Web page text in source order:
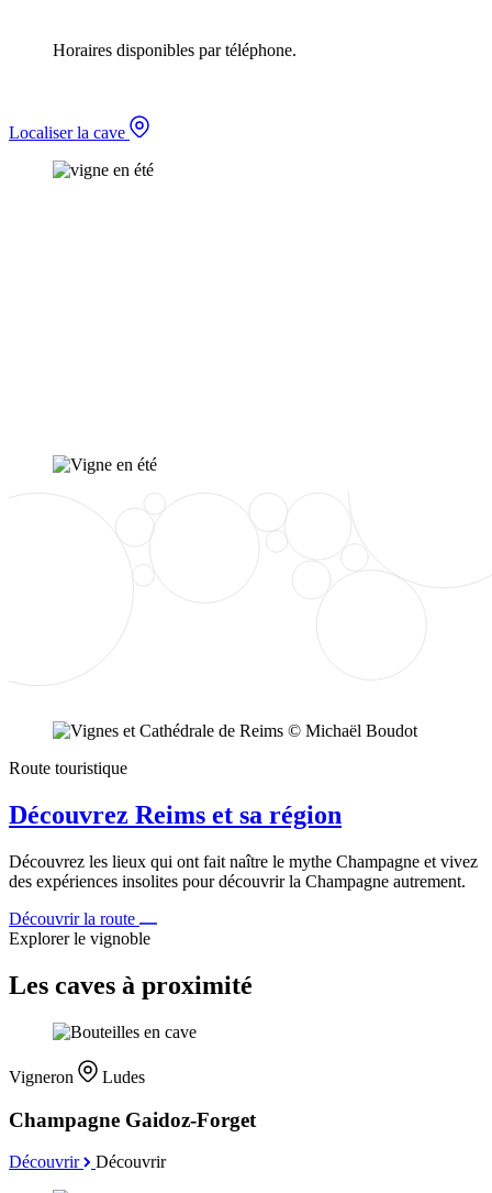
Horaires disponibles par téléphone.
Localiser la cave
Route touristique
Découvrez Reims et sa région
Découvrez les lieux qui ont fait naître le mythe Champagne et vivez
des expériences insolites pour découvrir la Champagne autrement.
Découvrir la route
Explorer le vignoble
Les caves à proximité
Vigneron Ludes
Champagne Gaidoz-Forget
Découvrir Découvrir